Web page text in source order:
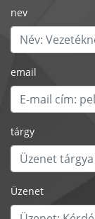
nev
email
tárgy
Üzenet